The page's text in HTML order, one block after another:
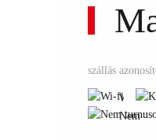
szállás
Wi-
Wi-
fi
Nem